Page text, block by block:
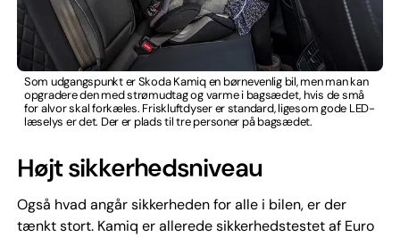
Som udgangspunkt er Skoda Kamiq en børnevenlig bil, men man kan
opgradere den med strømudtag og varme i bagsædet, hvis de små
for alvor skal forkæles. Friskluftdyser er standard, ligesom gode LED-
læselys er det. Der er plads til tre personer på bagsædet.
Højt sikkerhedsniveau
Også hvad angår sikkerheden for alle i bilen, er der
tænkt stort. Kamiq er allerede sikkerhedstestet af Euro